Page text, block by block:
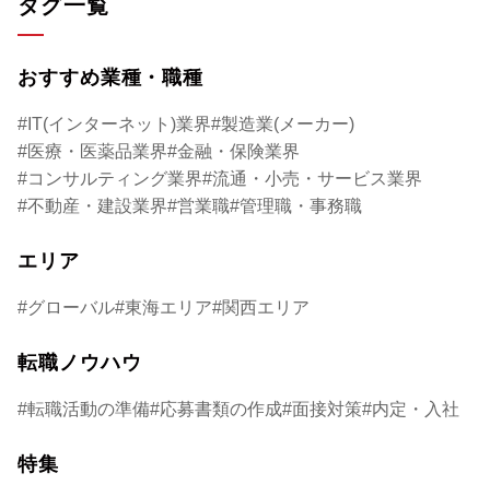
タグ一覧
おすすめ業種・職種
IT(インターネット)業界 製造業(メーカー)
医療・医薬品業界 金融・保険業界
コンサルティング業界 流通・小売・サービス業界
不動産・建設業界 営業職 管理職・事務職
エリア
グローバル 東海エリア 関西エリア
転職ノウハウ
転職活動の準備 応募書類の作成 面接対策 内定・入社
特集